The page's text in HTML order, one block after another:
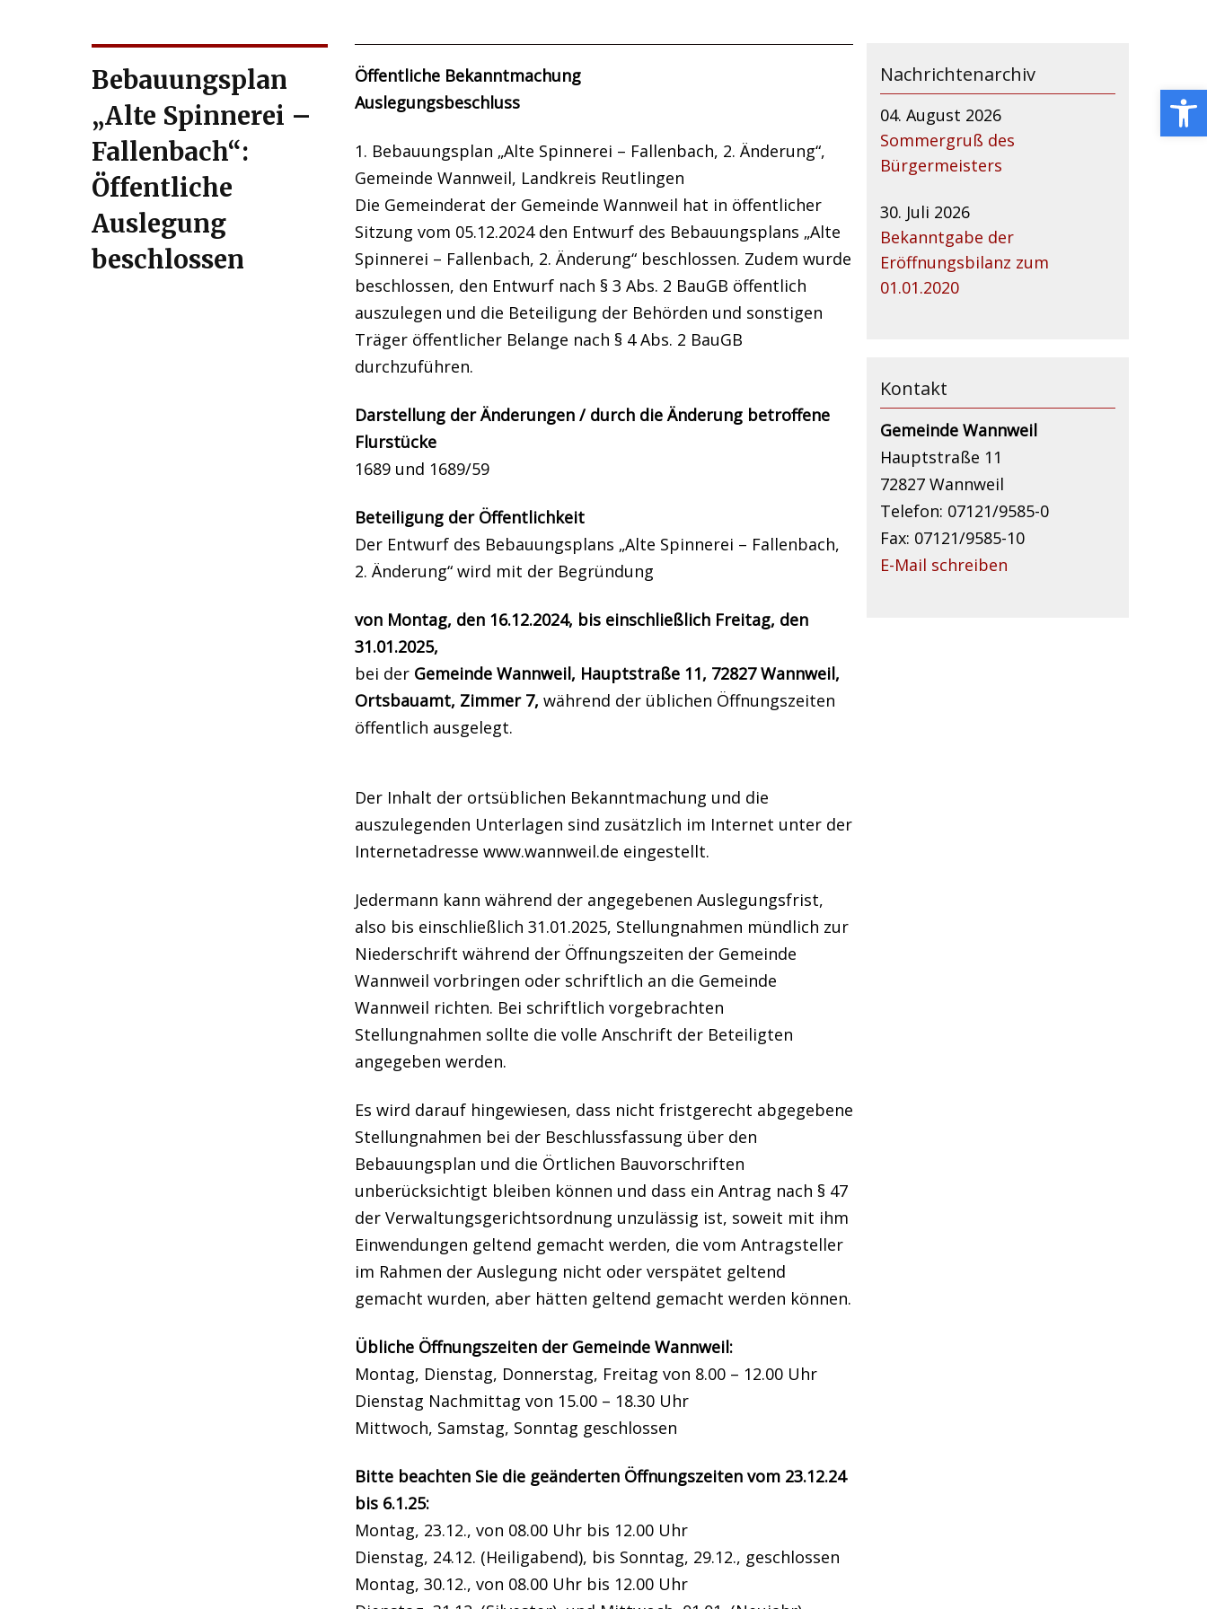
Bebauungsplan
„Alte Spinnerei –
Fallenbach“:
Öffentliche
Auslegung
beschlossen
Öffentliche Bekanntmachung
Auslegungsbeschluss
1. Bebauungsplan „Alte Spinnerei – Fallenbach, 2. Änderung“,
Gemeinde Wannweil, Landkreis Reutlingen
Die Gemeinderat der Gemeinde Wannweil hat in öffentlicher
Sitzung vom 05.12.2024 den Entwurf des Bebauungsplans „Alte
Spinnerei – Fallenbach, 2. Änderung“ beschlossen. Zudem wurde
beschlossen, den Entwurf nach § 3 Abs. 2 BauGB öffentlich
auszulegen und die Beteiligung der Behörden und sonstigen
Träger öffentlicher Belange nach § 4 Abs. 2 BauGB
durchzuführen.
Darstellung der Änderungen / durch die Änderung betroffene
Flurstücke
1689 und 1689/59
Beteiligung der Öffentlichkeit
Der Entwurf des Bebauungsplans „Alte Spinnerei – Fallenbach,
2. Änderung“ wird mit der Begründung
von Montag, den 16.12.2024, bis einschließlich Freitag, den
31.01.2025,
bei der Gemeinde Wannweil, Hauptstraße 11, 72827 Wannweil,
Ortsbauamt, Zimmer 7, während der üblichen Öffnungszeiten
öffentlich ausgelegt.
Der Inhalt der ortsüblichen Bekanntmachung und die
auszulegenden Unterlagen sind zusätzlich im Internet unter der
Internetadresse www.wannweil.de eingestellt.
Jedermann kann während der angegebenen Auslegungsfrist,
also bis einschließlich 31.01.2025, Stellungnahmen mündlich zur
Niederschrift während der Öffnungszeiten der Gemeinde
Wannweil vorbringen oder schriftlich an die Gemeinde
Wannweil richten. Bei schriftlich vorgebrachten
Stellungnahmen sollte die volle Anschrift der Beteiligten
angegeben werden.
Es wird darauf hingewiesen, dass nicht fristgerecht abgegebene
Stellungnahmen bei der Beschlussfassung über den
Bebauungsplan und die Örtlichen Bauvorschriften
unberücksichtigt bleiben können und dass ein Antrag nach § 47
der Verwaltungsgerichtsordnung unzulässig ist, soweit mit ihm
Einwendungen geltend gemacht werden, die vom Antragsteller
im Rahmen der Auslegung nicht oder verspätet geltend
gemacht wurden, aber hätten geltend gemacht werden können.
Übliche Öffnungszeiten der Gemeinde Wannweil:
Montag, Dienstag, Donnerstag, Freitag von 8.00 – 12.00 Uhr
Dienstag Nachmittag von 15.00 – 18.30 Uhr
Mittwoch, Samstag, Sonntag geschlossen
Bitte beachten Sie die geänderten Öffnungszeiten vom 23.12.24
bis 6.1.25:
Montag, 23.12., von 08.00 Uhr bis 12.00 Uhr
Dienstag, 24.12. (Heiligabend), bis Sonntag, 29.12., geschlossen
Montag, 30.12., von 08.00 Uhr bis 12.00 Uhr
Nachrichtenarchiv
04. August 2026
Sommergruß des
Bürgermeisters
30. Juli 2026
Bekanntgabe der
Eröffnungsbilanz zum
01.01.2020
Kontakt
Gemeinde Wannweil
Hauptstraße 11
72827 Wannweil
Telefon: 07121/9585-0
Fax: 07121/9585-10
E-Mail schreiben
Open toolbar